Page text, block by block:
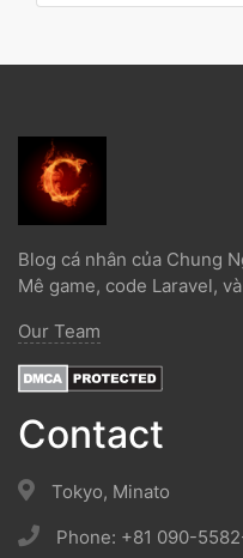
Blog cá nhân của Chung
Mê game, code Laravel,
Our Team
Contact
Tokyo, Minato
Phone: +81 090-